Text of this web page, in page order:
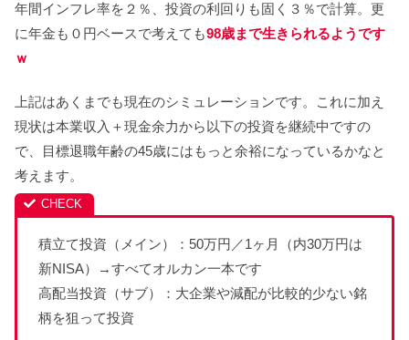
年間インフレ率を２％、投資の利回りも固く３％で計算。更
に年金も０円ベースで考えても98歳まで生きられるようです
ｗ
上記はあくまでも現在のシミュレーションです。これに加え
現状は本業収入＋現金余力から以下の投資を継続中ですの
で、目標退職年齢の45歳にはもっと余裕になっているかなと
考えます。
積立て投資（メイン）：50万円／1ヶ月（内30万円は
新NISA）→すべてオルカン一本です
高配当投資（サブ）：大企業や減配が比較的少ない銘
柄を狙って投資